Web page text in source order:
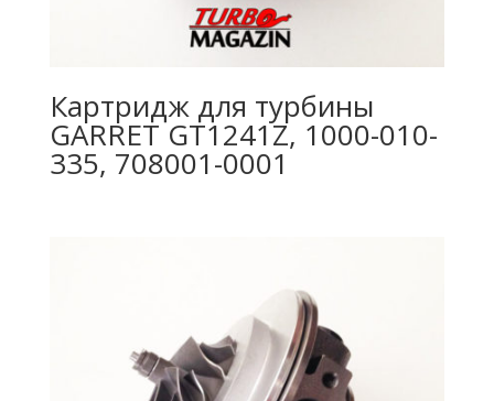
Картридж для турбины
GARRET GT1241Z, 1000-010-
335, 708001-0001